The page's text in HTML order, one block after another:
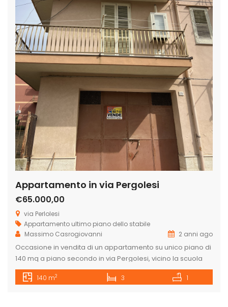
Appartamento in via Pergolesi
€65.000,00
via Perlolesi
Appartamento ultimo piano dello stabile
Massimo Casrogiovanni
2 anni ago
Occasione in vendita di un appartamento su unico piano di
140 mq a piano secondo in via Pergolesi, vicino la scuola
elementare “Vincenzo Greco” composto da ingresso,
salone, una grande cucina abitabile, 3 camere ampie da
140 m2 3 1